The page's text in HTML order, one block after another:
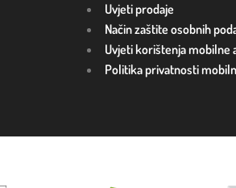
Uvjeti prodaje
Način zaštite osobnih
Uvjeti korištenja mobilne
Politika privatnosti